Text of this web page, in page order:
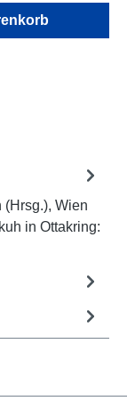
(Hrsg.), Wien
in Ottakring: